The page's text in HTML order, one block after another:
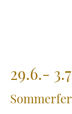
29.6.-